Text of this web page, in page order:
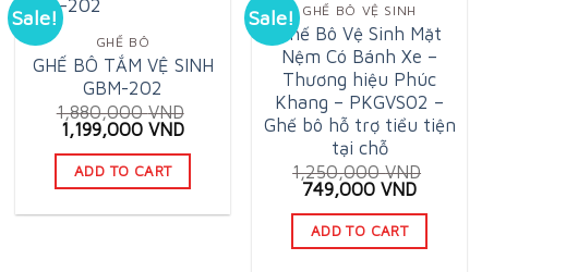
VND.
Sale!
GHẾ BÔ
GHẾ BÔ TẮM VỆ SINH
GBM-202
1,880,000VND
Original
was:
1,880,000 VND.
1,199,000VNDCurrent
1,199,000 VND.
ADD TO CART
Sale! GHẾ BÔ VỆ SINH
Ghế Bô Vệ Sinh Mặt
Nệm Có Bánh Xe –
Thương hiệu Phúc
Khang – PKGVS02 –
Ghế bô hỗ trợ tiểu tiện
tại chỗ
1,250,000VND
Original
was:
1,250,000 VND.
749,000VNDCurrent
ADD TO CART